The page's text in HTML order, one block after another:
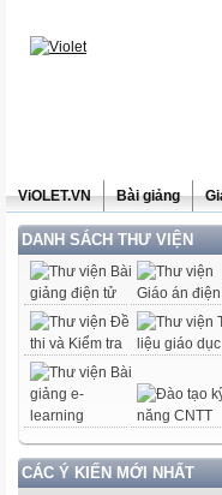
ViOLET.VN Bài giảng
DANH SÁCH THƯ VIỆN
CÁC Ý KIẾN MỚI NHẤT